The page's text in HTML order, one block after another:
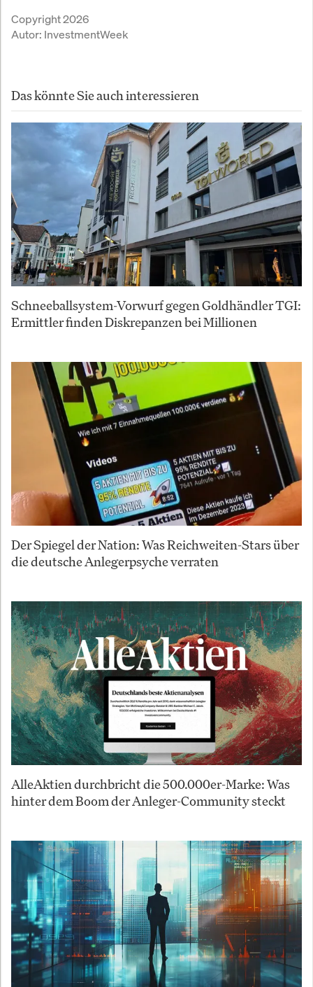
Copyright 2026
Autor: InvestmentWeek
Das könnte Sie auch interessieren
Schneeballsystem-Vorwurf gegen Goldhändler TGI:
Ermittler finden Diskrepanzen bei Millionen
Der Spiegel der Nation: Was Reichweiten-Stars über
die deutsche Anlegerpsyche verraten
AlleAktien durchbricht die 500.000er-Marke: Was
hinter dem Boom der Anleger-Community steckt